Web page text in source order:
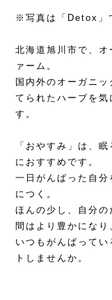
※写真は「Detox」
北海道旭川市で、オ
ァーム。
国内外のオーガニ
てられたハーブを気
す。
「おやすみ」は、
におすすめです。
一日がんばった自分
につく。
ほんの少し、自分
間はより豊かになり
いつもがんばって
トしませんか。